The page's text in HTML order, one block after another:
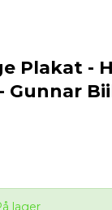
Plakat -
Gunnar
lager